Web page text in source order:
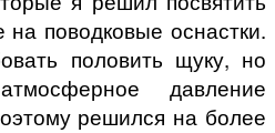
на поводковые оснастки.
половить щуку, но
давление
решился на более